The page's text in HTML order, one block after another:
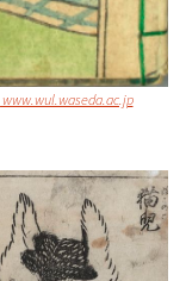
www.wul.waseda.ac.jp